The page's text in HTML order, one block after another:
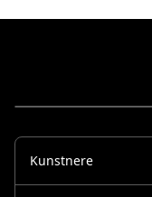
Kunstnere